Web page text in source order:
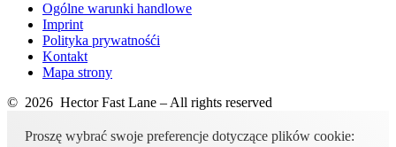
Ogólne warunki handlowe
Imprint
Polityka prywatnośći
Kontakt
Mapa strony
© 2026 Hector Fast Lane – All rights reserved
Proszę wybrać swoje preferencje dotyczące plików cookie: